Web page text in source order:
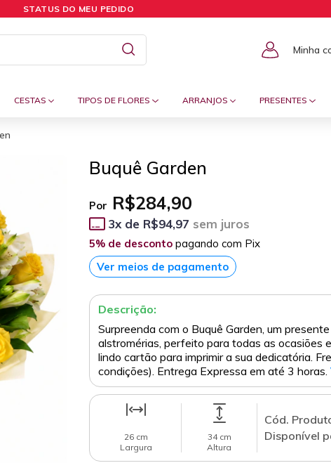
STATUS DO MEU PEDIDO
Minha
CESTAS TIPOS DE FLORES ARRANJOS PRESENTES
Buquê Garden
Por R$284,90
3x de R$94,97 sem juros
5% de desconto pagando com Pix
Ver meios de pagamento
Descrição:
Surpreenda com o Buquê Garden, um
alstromérias, perfeito para todas as ocasiões
lindo cartão para imprimir a sua dedicatória.
condições). Entrega Expressa em até 3 horas.
26 cm
Largura
34 cm
Altura
Cód.
Disponível